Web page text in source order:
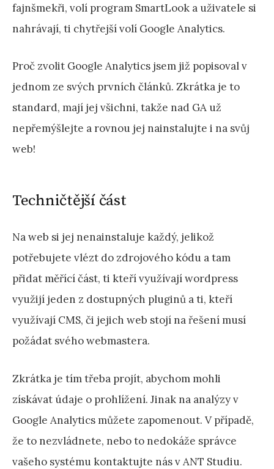
fajnšmekři, volí program SmartLook a uživatele si
nahrávají, ti chytřejší volí Google Analytics.
Proč zvolit Google Analytics jsem již popisoval v
jednom ze svých prvních článků. Zkrátka je to
standard, mají jej všichni, takže nad GA už
nepřemýšlejte a rovnou jej nainstalujte i na svůj
web!
Techničtější část
Na web si jej nenainstaluje každý, jelikož
potřebujete vlézt do zdrojového kódu a tam
přidat měřící část, ti kteří využívají wordpress
využijí jeden z dostupných pluginů a ti, kteří
využívají CMS, či jejich web stojí na řešení musí
požádat svého webmastera.
Zkrátka je tím třeba projít, abychom mohli
získávat údaje o prohlížení. Jinak na analýzy v
Google Analytics můžete zapomenout. V případě,
že to nezvládnete, nebo to nedokáže správce
vašeho systému kontaktujte nás v ANT Studiu.